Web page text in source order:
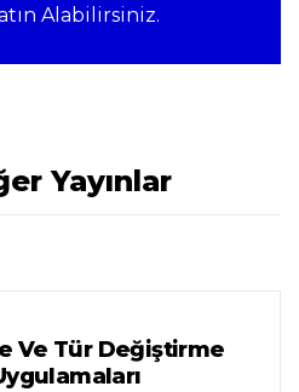
Alabilirsiniz.
Yayınlar
Ve Tür Değiştirme